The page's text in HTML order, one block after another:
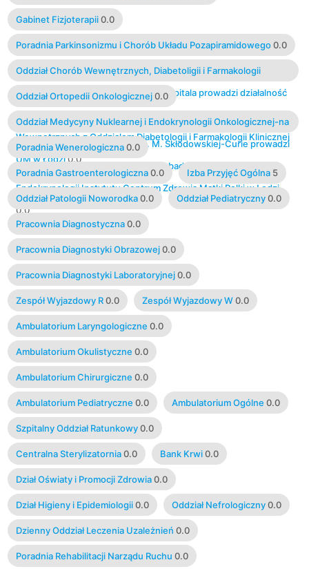
Gabinet Fizjoterapii 0.0
Poradnia Parkinsonizmu i Chorób Układu Pozapiramidowego 0.0
Oddział Chorób Wewnętrznych, Diabetoligii i Farmakologii
Klinicznej - na bazie tego Oddziału Szpitala prowadzi działalność
Wewnętrznych z Oddziałem Diabetologii i Farmakologii Klinicznej
UM w Łodzi0.0
Oddział Ortopedii Onkologicznej 0.0
Oddział Medycyny Nuklearnej i Endokrynologii Onkologicznej-na
bazie tego Oddziału Szpitala im. M. Skłodowskiej-Curie prowadzi
działalność dydaktyczną i naukowo-badawczą Klinika
Endokrynologii Instytutu Centrum Zdrowia Matki Polki w Łodzi
0.0
Poradnia Wenerologiczna 0.0
Poradnia Gastroenterologiczna 0.0 Izba Przyjęć Ogólna 5
Oddział Patologii Noworodka 0.0 Oddział Pediatryczny 0.0
Pracownia Diagnostyczna 0.0
Pracownia Diagnostyki Obrazowej 0.0
Pracownia Diagnostyki Laboratoryjnej 0.0
Zespół Wyjazdowy R 0.0 Zespół Wyjazdowy W 0.0
Ambulatorium Laryngologiczne 0.0
Ambulatorium Okulistyczne 0.0
Ambulatorium Chirurgiczne 0.0
Ambulatorium Pediatryczne 0.0 Ambulatorium Ogólne 0.0
Szpitalny Oddział Ratunkowy 0.0
Centralna Sterylizatornia 0.0 Bank Krwi 0.0
Dział Oświaty i Promocji Zdrowia 0.0
Dział Higieny i Epidemiologii 0.0 Oddział Nefrologiczny 0.0
Dzienny Oddział Leczenia Uzależnień 0.0
Poradnia Rehabilitacji Narządu Ruchu 0.0